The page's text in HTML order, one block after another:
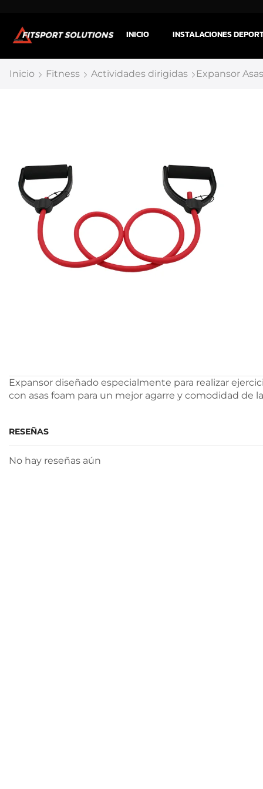
INICIO INSTALACIONES
Inicio Fitness Actividades dirigidas Expansor
Expansor diseñado especialmente para realizar
con asas foam para un mejor agarre y comodidad de
RESEÑAS
No hay reseñas aún